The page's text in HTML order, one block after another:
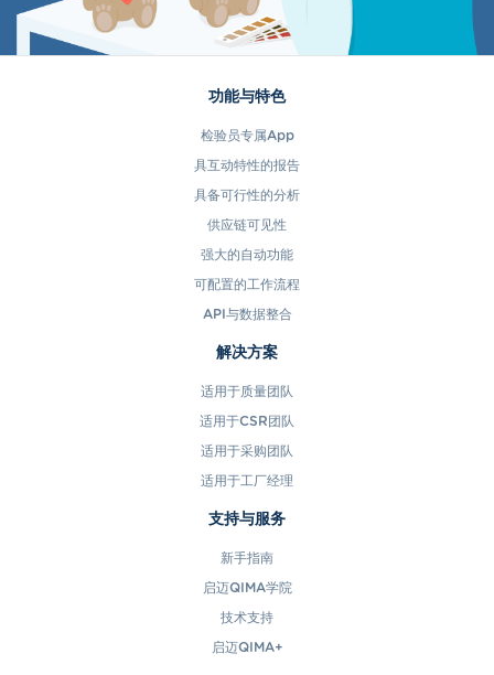
功能与特色
检验员专属App
具互动特性的报告
具备可行性的分析
供应链可见性
强大的自动功能
可配置的工作流程
API与数据整合
解决方案
适用于质量团队
适用于CSR团队
适用于采购团队
适用于工厂经理
支持与服务
新手指南
启迈QIMA学院
技术支持
启迈QIMA+